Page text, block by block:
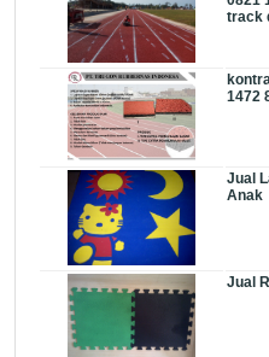
track
1472
Jual
Anak
Jual